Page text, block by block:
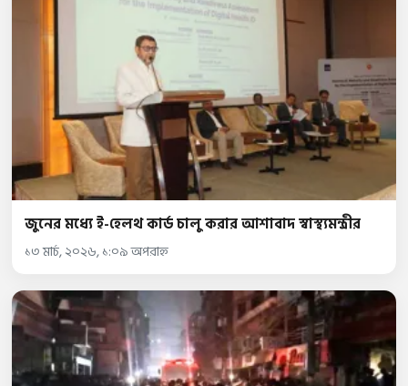
জুনের মধ্যে ই-হেলথ কার্ড চালু করার আশাবাদ স্বাস্থ্যমন্ত্রীর
১৩ মার্চ, ২০২৬, ১:০৯ অপরাহ্ন